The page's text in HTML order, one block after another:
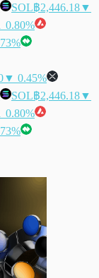
SOL฿2,446.18▼
0.80%
▼ 0.45%
SOL฿2,446.18▼
0.80%